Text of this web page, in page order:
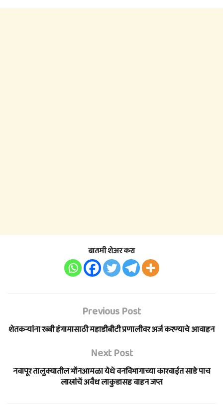
बातमी शेअर करा
Previous Post
शेतकऱ्यांना रब्बी हंगामासाठी महाडीबीटी प्रणालीवर अर्ज करण्याचे आवाहन
Next Post
नवापूर तालुक्यातील भोंनआमळा येथे वनविभागाच्या कारवाईत साडे पाच
लाखांचें अवैध लाकुडासह वाहन जप्त